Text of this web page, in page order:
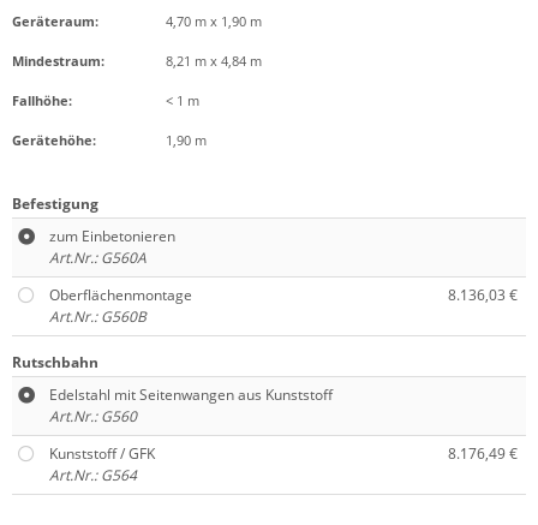
Geräteraum: 4,70 m x 1,90 m
Mindestraum: 8,21 m x 4,84 m
Fallhöhe: < 1 m
Gerätehöhe: 1,90 m
Befestigung
zum Einbetonieren
Art.Nr.: G560A
Oberflächenmontage
8.136,03 €
Art.Nr.: G560B
Rutschbahn
Edelstahl mit Seitenwangen aus Kunststoff
Art.Nr.: G560
Kunststoff / GFK
8.176,49 €
Art.Nr.: G564